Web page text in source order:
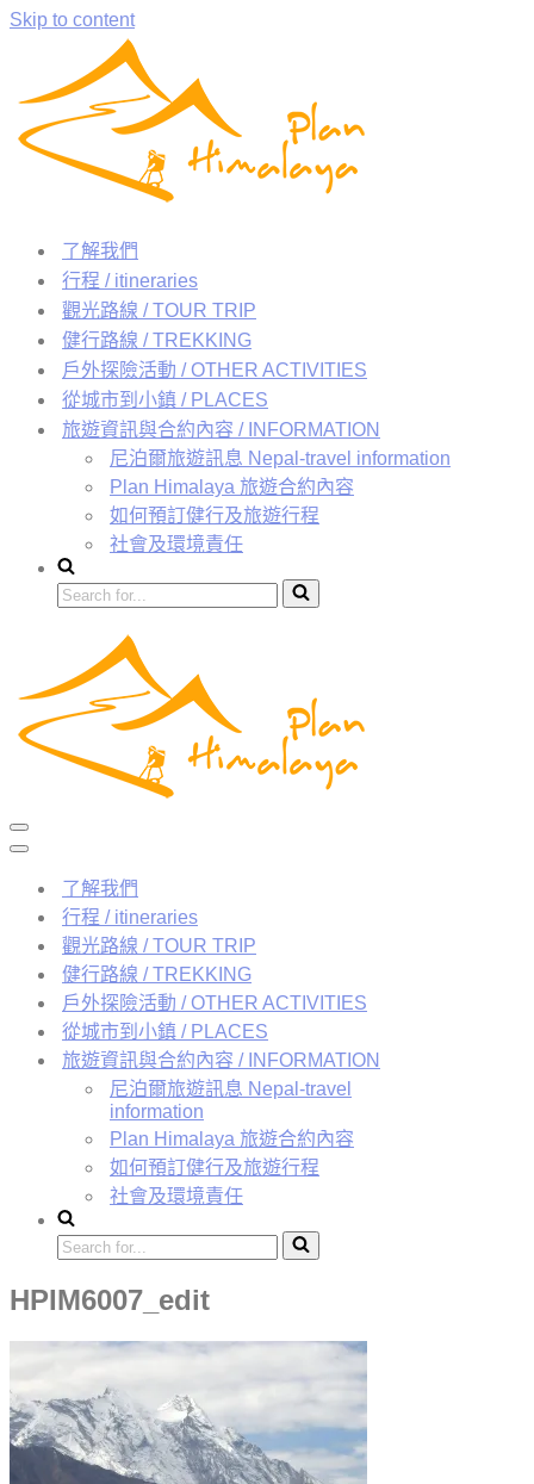
Skip to content
了解我們
行程 / itineraries
觀光路線 / TOUR TRIP
健行路線 / TREKKING
戶外探險活動 / OTHER ACTIVITIES
從城市到小鎮 / PLACES
旅遊資訊與合約內容 / INFORMATION
尼泊爾旅遊訊息 Nepal-travel information
Plan Himalaya 旅遊合約內容
如何預訂健行及旅遊行程
社會及環境責任
了解我們
行程 / itineraries
觀光路線 / TOUR TRIP
健行路線 / TREKKING
戶外探險活動 / OTHER ACTIVITIES
從城市到小鎮 / PLACES
旅遊資訊與合約內容 / INFORMATION
尼泊爾旅遊訊息 Nepal-travel
information
Plan Himalaya 旅遊合約內容
如何預訂健行及旅遊行程
社會及環境責任
HPIM6007_edit